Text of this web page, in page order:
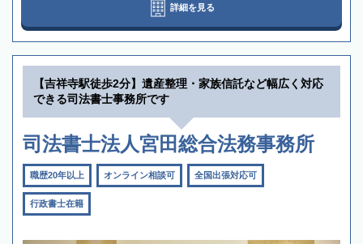
詳細を見る
【吉祥寺駅徒歩2分】遺産整理・家族信託など幅広く対応
できる司法書士事務所です
司法書士法人宮田総合法務事務所
職歴20年以上 オンライン相談可 全国出張対応可
行政書士在籍